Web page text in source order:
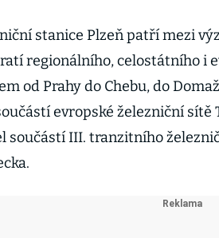
stanice Plzeň patří mezi
regionálního, celostátního i
od Prahy do Chebu, do
evropské železniční sítě
součástí III. tranzitního